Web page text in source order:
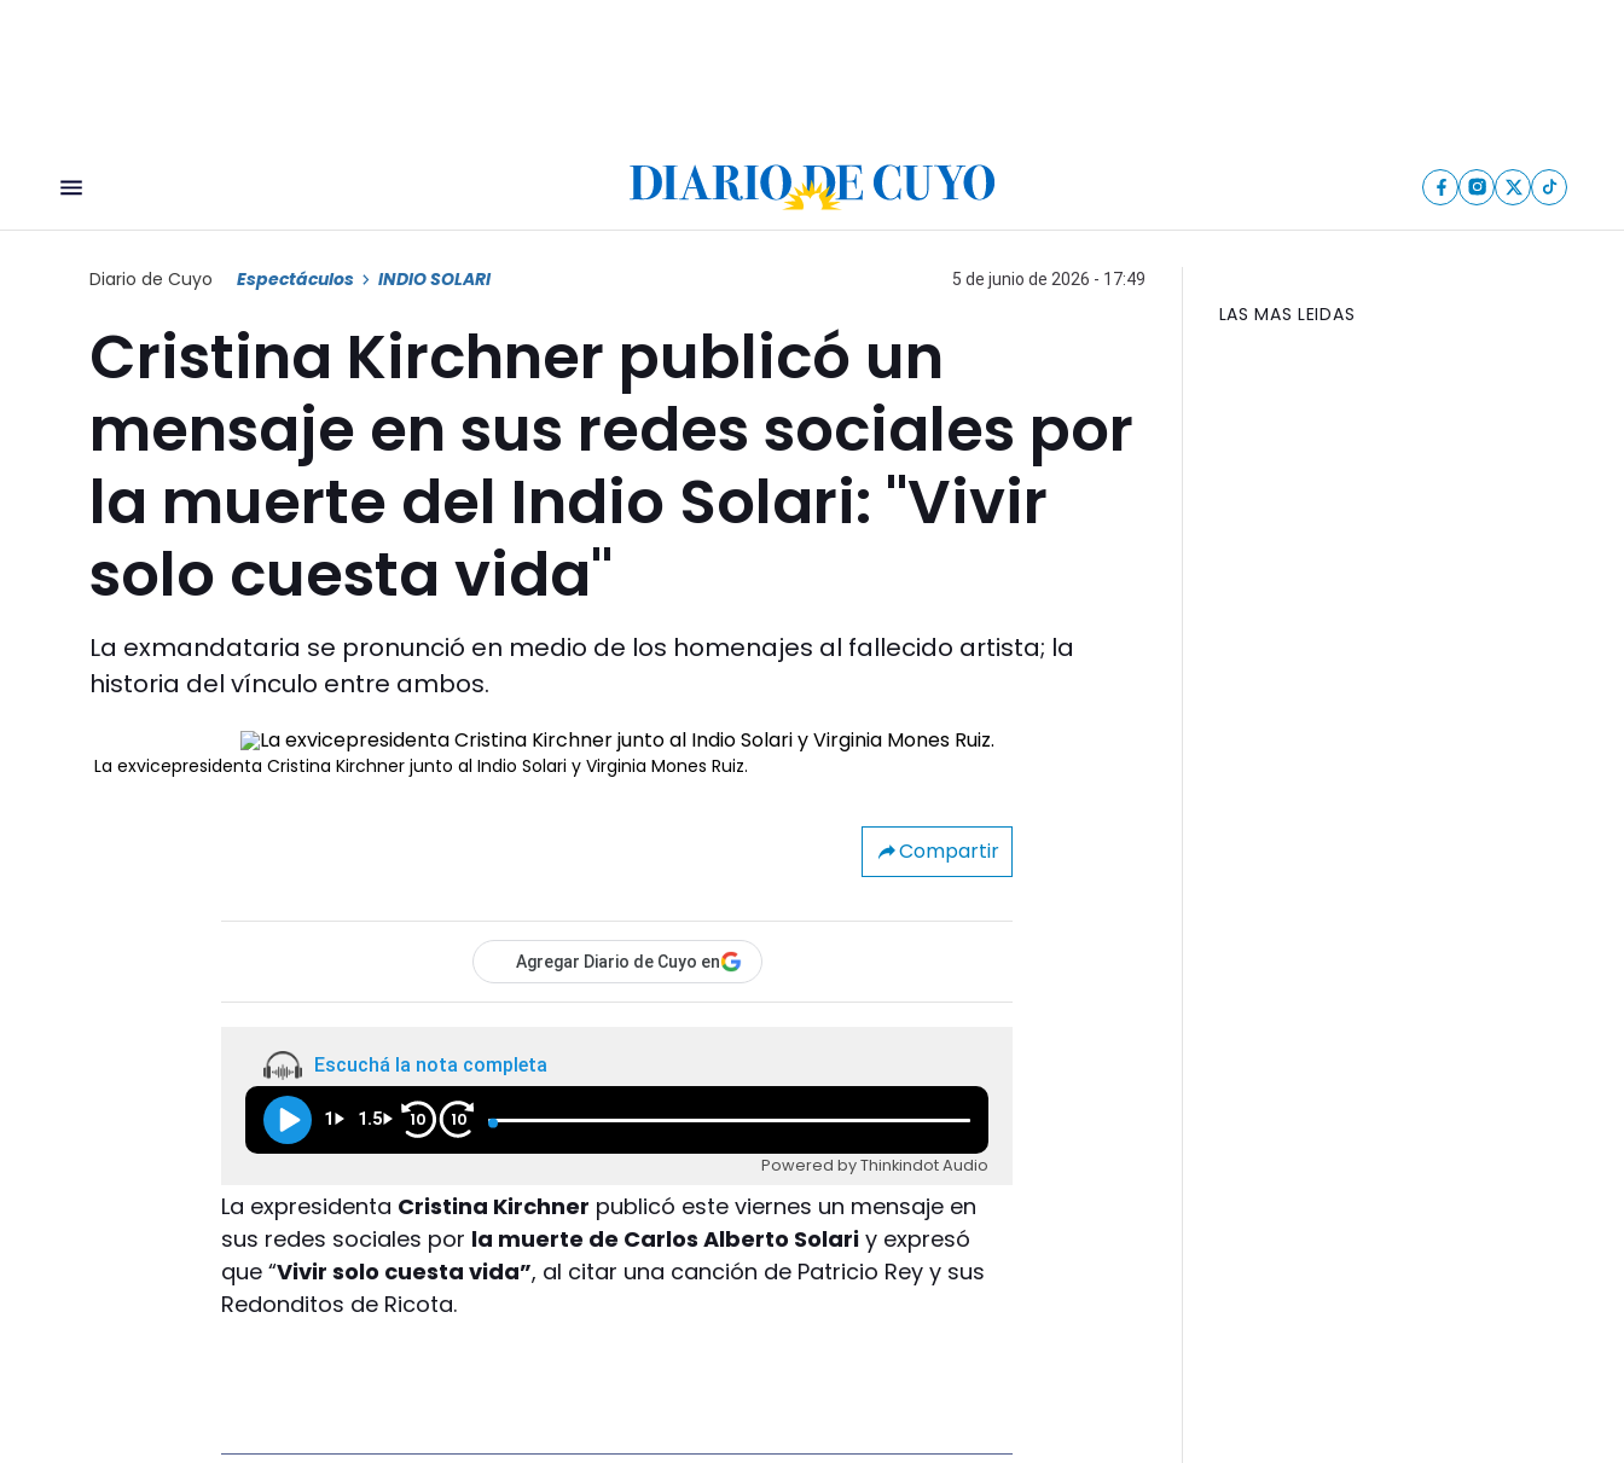
Diario de Cuyo Espectáculos INDIO SOLARI 5 de junio de 2026 - 17:49
Cristina Kirchner publicó un
mensaje en sus redes sociales por
la muerte del Indio Solari: "Vivir
solo cuesta vida"
La exmandataria se pronunció en medio de los homenajes al fallecido artista; la
historia del vínculo entre ambos.
La exvicepresidenta Cristina Kirchner junto al Indio Solari y Virginia Mones Ruiz.
Compartir
Agregar Diario de Cuyo en
Escuchá la nota completa
1 1.5 10 10
Powered by Thinkindot Audio
La expresidenta Cristina Kirchner publicó este viernes un mensaje en
sus redes sociales por la muerte de Carlos Alberto Solari y expresó
que “Vivir solo cuesta vida”, al citar una canción de Patricio Rey y sus
Redonditos de Ricota.
LAS MAS LEIDAS